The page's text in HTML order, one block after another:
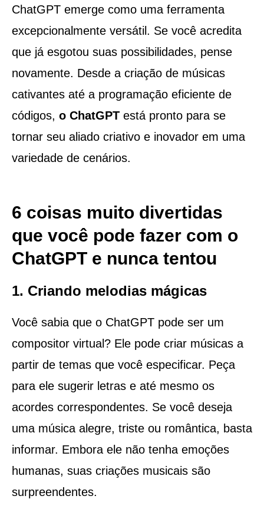
ChatGPT emerge como uma ferramenta
excepcionalmente versátil. Se você acredita
que já esgotou suas possibilidades, pense
novamente. Desde a criação de músicas
cativantes até a programação eficiente de
códigos, o ChatGPTestá pronto para se
tornar seu aliado criativo e inovador em uma
variedade de cenários.
6 coisas muito divertidas
que você pode fazer com o
ChatGPT e nunca tentou
1. Criando melodias mágicas
Você sabia que o ChatGPT pode ser um
compositor virtual? Ele pode criar músicas a
partir de temas que você especificar. Peça
para ele sugerir letras e até mesmo os
acordes correspondentes. Se você deseja
uma música alegre, triste ou romântica, basta
informar. Embora ele não tenha emoções
humanas, suas criações musicais são
surpreendentes.